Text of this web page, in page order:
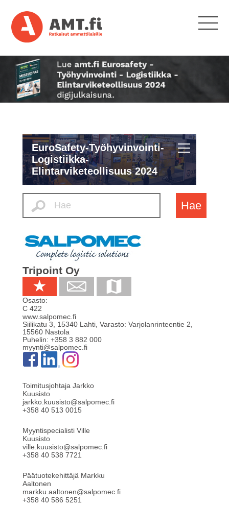
EuroSafety-Työhyvinvointi-
Logistiikka-
Elintarviketeollisuus 2024
Hae
Tripoint Oy
Osasto:
C 422
www.salpomec.fi
Siilikatu 3, 15340 Lahti, Varasto: Varjolanrinteentie 2
15560 Nastola
Puhelin: +358 3 882 000
myynti@salpomec.fi
Toimitusjohtaja Jarkko
Kuusisto
jarkko.kuusisto@salpomec.fi
+358 40 513 0015
Myyntispecialisti Ville
Kuusisto
ville.kuusisto@salpomec.fi
+358 40 538 7721
Päätuotekehittäjä Markku
Aaltonen
markku.aaltonen@salpomec.fi
+358 40 586 5251